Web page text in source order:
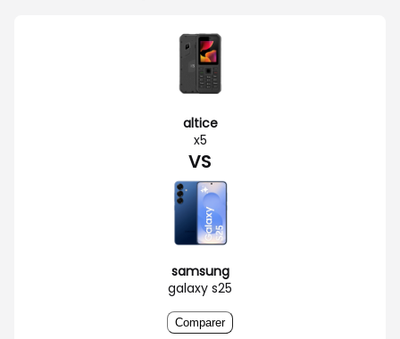
altice
x5
VS
samsung
galaxy s25
Comparer